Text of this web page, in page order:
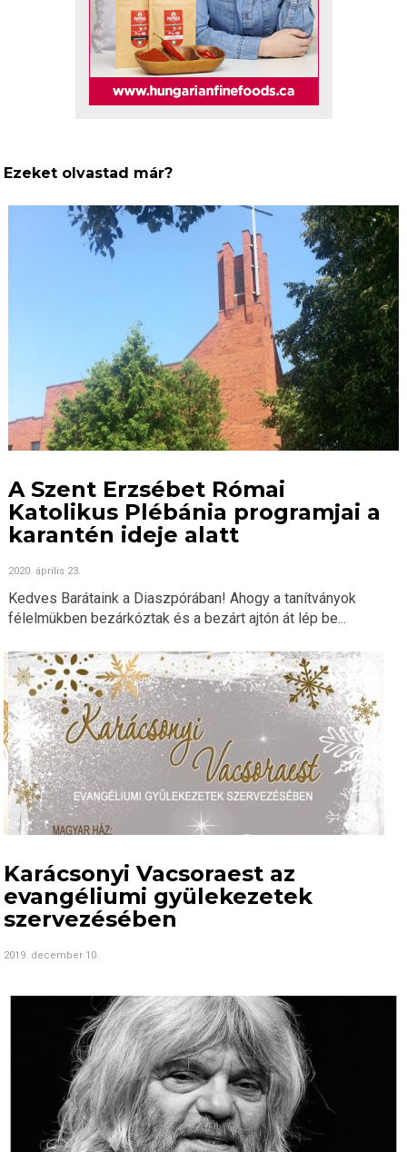
Ezeket olvastad már?
A Szent Erzsébet Római
Katolikus Plébánia programjai a
karantén ideje alatt
2020. április 23.
Kedves Barátaink a Diaszpórában! Ahogy a tanítványok
félelmükben bezárkóztak és a bezárt ajtón át lép be...
Karácsonyi Vacsoraest az
evangéliumi gyülekezetek
szervezésében
2019. december 10.